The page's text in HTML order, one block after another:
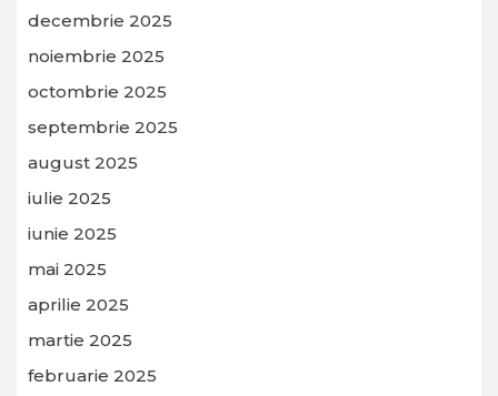
decembrie 2025
noiembrie 2025
octombrie 2025
septembrie 2025
august 2025
iulie 2025
iunie 2025
mai 2025
aprilie 2025
martie 2025
februarie 2025